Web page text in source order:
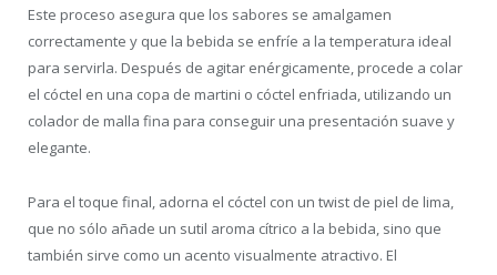
Este proceso asegura que los sabores se amalgamen
correctamente y que la bebida se enfríe a la temperatura ideal
para servirla. Después de agitar enérgicamente, procede a colar
el cóctel en una copa de martini o cóctel enfriada, utilizando un
colador de malla fina para conseguir una presentación suave y
elegante.
Para el toque final, adorna el cóctel con un twist de piel de lima,
que no sólo añade un sutil aroma cítrico a la bebida, sino que
también sirve como un acento visualmente atractivo. El